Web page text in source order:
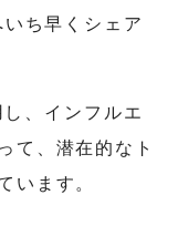
ち早くシェア
、インフルエ
て、潜在的なト
います。